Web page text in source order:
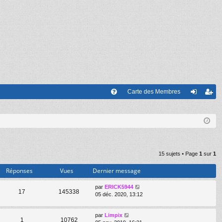
Carte des Membres
on
nr
ist
re
r
15 sujets • Page 1 sur 1
Réponses Vues Dernier message
17 145338
par ERICK5944
05 déc. 2020, 13:12
1 10762
par Limpix